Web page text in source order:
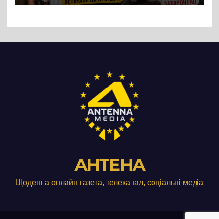
Три», що займається
АНТЕНА
Щоденна онлайн газета, телеканал, соціальні медіа